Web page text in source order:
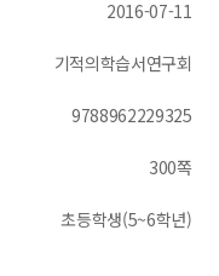
2016-07-11
기적의학습서연구회
9788962229325
300쪽
초등학생(5~6학년)